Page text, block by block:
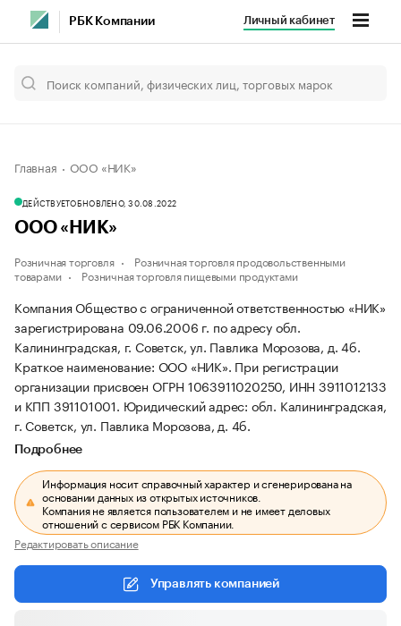
РБК Компании Личный кабинет
Главная ООО «НИК»
ДЕЙСТВУЕТОБНОВЛЕНО, 30.08.2022
ООО «НИК»
Розничная торговля
Розничная торговля продовольственными
товарами
Розничная торговля пищевыми продуктами
Компания Общество с ограниченной ответственностью «НИК»
зарегистрирована 09.06.2006 г. по адресу обл.
Калининградская, г. Советск, ул. Павлика Морозова, д. 4б.
Краткое наименование: ООО «НИК». При регистрации
организации присвоен ОГРН 1063911020250, ИНН 3911012133
и КПП 391101001. Юридический адрес: обл. Калининградская,
г. Советск, ул. Павлика Морозова, д. 4б.
Подробнее
Информация носит справочный характер и сгенерирована на
основании данных из открытых источников.
Компания не является пользователем и не имеет деловых
отношений с сервисом РБК Компании.
Редактировать описание
Управлять компанией